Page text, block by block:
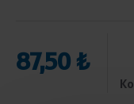
87,50 ₺